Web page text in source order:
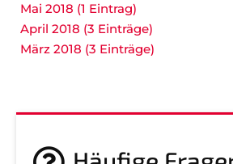
Mai 2018 (1 Eintrag)
April 2018 (3 Einträge)
März 2018 (3 Einträge)